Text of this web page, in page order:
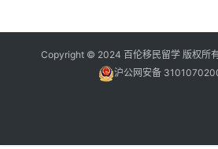
Copyright © 2024 百伦移民留学 版权所
沪公网安备